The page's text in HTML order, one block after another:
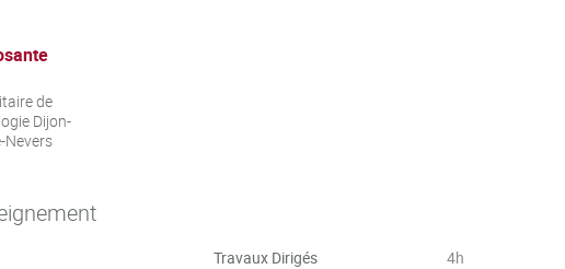
de
Dijon-
Nevers
Travaux Dirigés 4h